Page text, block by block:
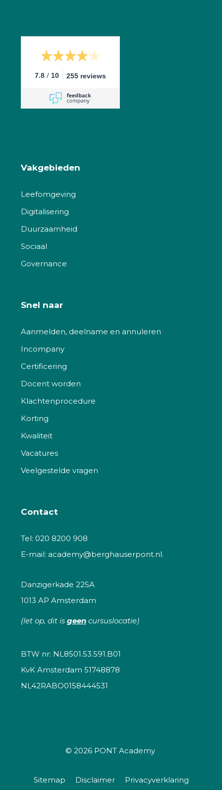
7.8 / 10 255 reviews
Vakgebieden
Leefomgeving
Digitalisering
Duurzaamheid
Sociaal
Governance
Snel naar
Aanmelden, deelname en annuleren
Incompany
Certificering
Docent worden
Klachtenprocedure
Korting
Kwaliteit
Vacatures
Veelgestelde vragen
Contact
Tel: 020 8200 908
E-mail: academy@berghauserpont.nl.
Danzigerkade 225A
1013 AP Amsterdam
(let op, dit is geen cursuslocatie)
BTW nr: NL8501.53.591.B01
KvK Amsterdam 51748878
NL42RABO0158444531
© 2026 PONT Academy
Sitemap Disclaimer Privacyverklaring